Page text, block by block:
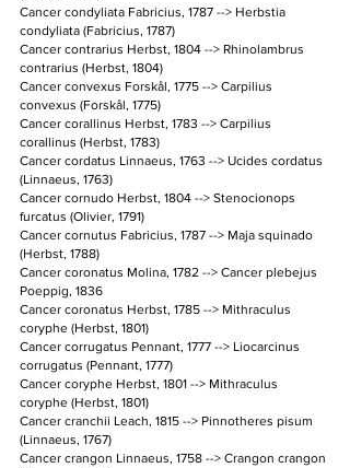
Cancer condyliata Fabricius, 1787 --> Herbstia
condyliata (Fabricius, 1787)
Cancer contrarius Herbst, 1804 --> Rhinolambrus
contrarius (Herbst, 1804)
Cancer convexus Forskål, 1775 --> Carpilius
convexus (Forskål, 1775)
Cancer corallinus Herbst, 1783 --> Carpilius
corallinus (Herbst, 1783)
Cancer cordatus Linnaeus, 1763 --> Ucides cordatus
(Linnaeus, 1763)
Cancer cornudo Herbst, 1804 --> Stenocionops
furcatus (Olivier, 1791)
Cancer cornutus Fabricius, 1787 --> Maja squinado
(Herbst, 1788)
Cancer coronatus Molina, 1782 --> Cancer plebejus
Poeppig, 1836
Cancer coronatus Herbst, 1785 --> Mithraculus
coryphe (Herbst, 1801)
Cancer corrugatus Pennant, 1777 --> Liocarcinus
corrugatus (Pennant, 1777)
Cancer coryphe Herbst, 1801 --> Mithraculus
coryphe (Herbst, 1801)
Cancer cranchii Leach, 1815 --> Pinnotheres pisum
(Linnaeus, 1767)
Cancer crangon Linnaeus, 1758 --> Crangon crangon